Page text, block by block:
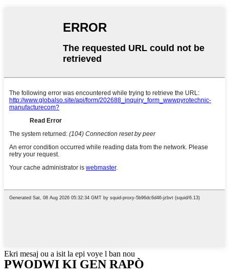
Ekri mesaj ou a isit la epi voye l ban nou
PWODWI KI GEN RAPÒ